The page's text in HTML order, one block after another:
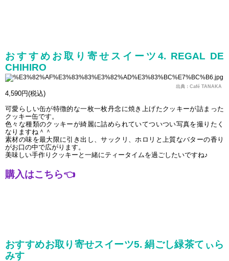
おすすめお取り寄せスイーツ4. REGAL DE
CHIHIRO
出典：Café TANAKA
4,590円(税込)
可愛らしい缶が特徴的な一枚一枚丹念に焼き上げたクッキーが詰まった
クッキー缶です。
色々な種類のクッキーが綺麗に詰められていてついつい写真を撮りたく
なりますね＾＾
素材の味を最大限に引き出し、サックリ、ホロリと上質なバターの香り
がお口の中で広がります。
美味しい手作りクッキーと一緒にティータイムを過ごしたいですね♪
購入はこちら👈
おすすめお取り寄せスイーツ5. 絹ごし緑茶てぃら
みす